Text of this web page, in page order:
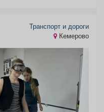
Транспорт и дороги
Кемерово